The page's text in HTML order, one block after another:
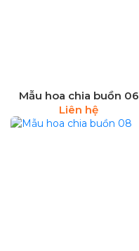
Mẫu hoa chia buồn 06
Liên hệ